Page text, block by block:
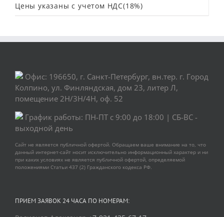
Цены указаны с учетом НДС(18%)
Офис: 196650, г. Санкт-Петербург, вн.тер. г. Город
Колпино, ул. Финляндская, дом 23, литер Л,
помещение 2Н/3Н/4Н, оф. 52
График работы: ПН-ПТ с 9:00 до 18:00 | СБ-ВС -
выходной день
Сайт не является публичной офертой. Обращаем ваше внимание на то, что
данный интернет-сайт носит исключительно информационный характер и ни
при каких условиях не является публичной офертой, определяемой
положениями Статьи 437 (2) Гражданского кодекса РФ.
ПРИЕМ ЗАЯВОК 24 ЧАСА ПО НОМЕРАМ: